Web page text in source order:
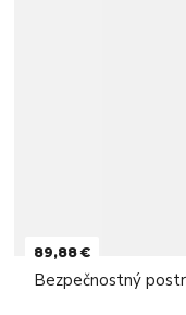
89,88 €
Bezpečnostný